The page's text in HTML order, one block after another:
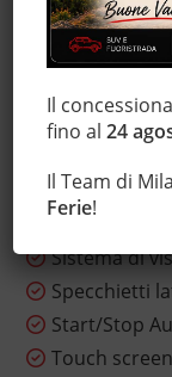
MP3
Regolazione
Sedili sportivi
Sensore di
Servosterzo
Sistema di
Specchietti
Start/Stop
Touch screen
Il
fino al24
Il Team di
Ferie!